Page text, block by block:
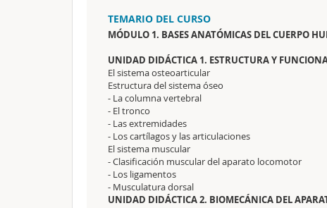
TEMARIO DEL CURSO
MÓDULO 1. BASES ANATÓMICAS DEL CUERPO
UNIDAD DIDÁCTICA 1. ESTRUCTURA Y
El sistema osteoarticular
Estructura del sistema óseo
- La columna vertebral
- El tronco
- Las extremidades
- Los cartílagos y las articulaciones
El sistema muscular
- Clasificación muscular del aparato locomotor
- Los ligamentos
- Musculatura dorsal
UNIDAD DIDÁCTICA 2. BIOMECÁNICA DEL